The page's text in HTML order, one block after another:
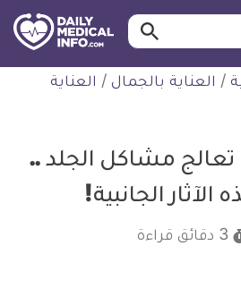
طبية
ابحث…
/ العناية بالجمال / العناية
تعالج مشاكل الجلد ..
الجانبية!
3 دقائق قراءة